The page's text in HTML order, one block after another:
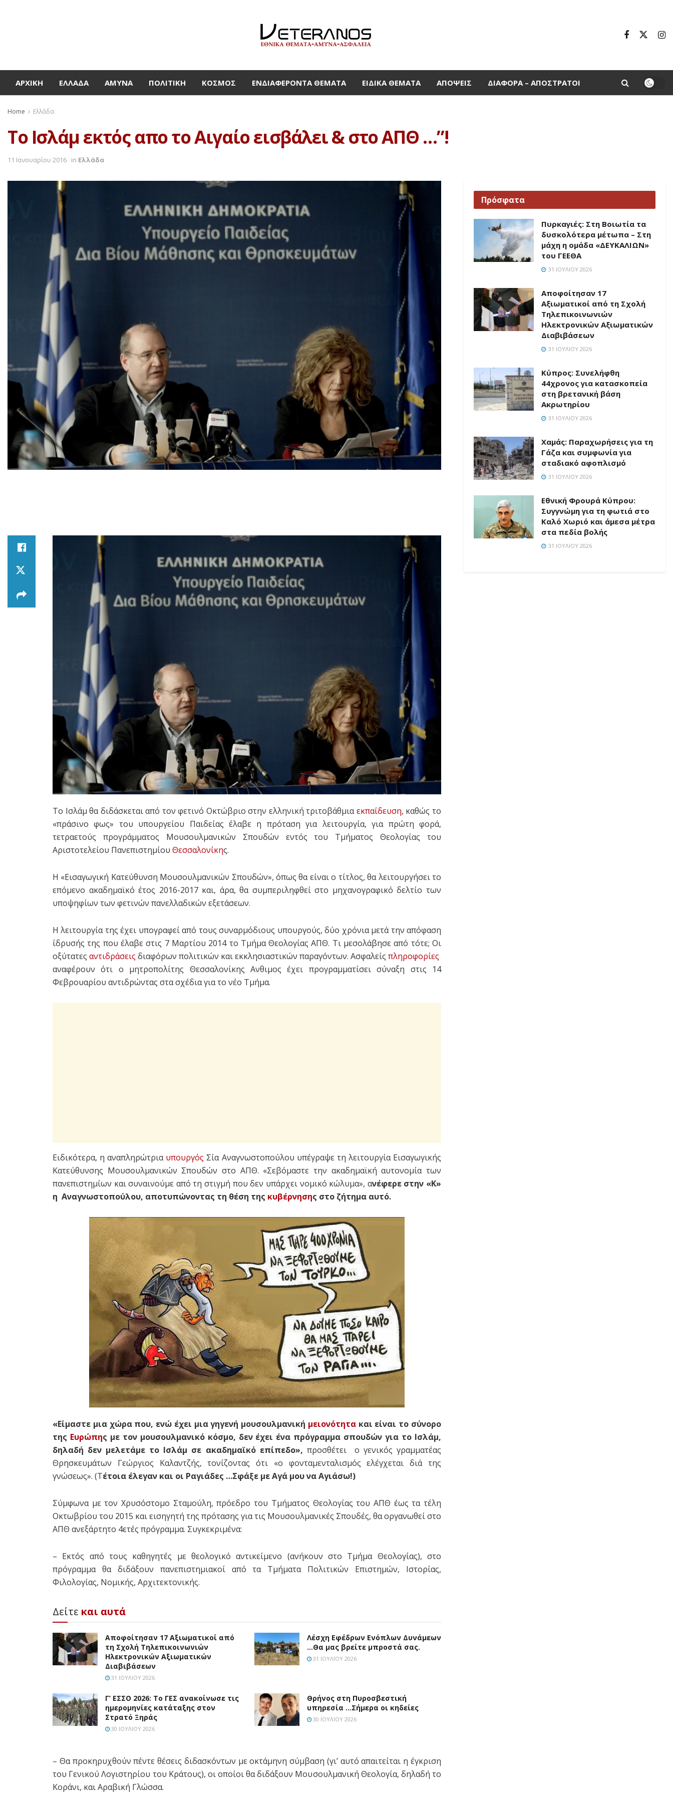
ΑΡΧΙΚΉ ΕΛΛΆΔΑ ΆΜΥΝΑ ΠΟΛΙΤΙΚΉ ΚΌΣΜΟΣ ΕΝΔΙΑΦΈΡΟΝΤΑ ΘΈΜΑΤΑ ΕΙΔΙΚΆ ΘΈΜΑΤΑ ΑΠΌΨΕΙΣ ΔΙΆΦΟΡΑ – ΑΠΌΣΤΡΑΤΟΙ
Home Ελλάδα
Το Ισλάμ εκτός απο το Αιγαίο εισβάλει & στο ΑΠΘ …”!
11 Ιανουαρίου 2016 in Ελλάδα
Το Ισλάμ θα διδάσκεται από τον φετινό Οκτώβριο στην ελληνική τριτοβάθμιαεκπαίδευση, καθώς το
«πράσινο φως» του υπουργείου Παιδείας έλαβε η πρόταση για λειτουργία, για πρώτη φορά,
τετραετούς προγράμματος Μουσουλμανικών Σπουδών εντός του Τμήματος Θεολογίας του
Αριστοτελείου Πανεπιστημίου Θεσσαλονίκης.
Η «Εισαγωγική Κατεύθυνση Μουσουλμανικών Σπουδών», όπως θα είναι ο τίτλος, θα λειτουργήσει το
επόμενο ακαδημαϊκό έτος 2016-2017 και, άρα, θα συμπεριληφθεί στο μηχανογραφικό δελτίο των
υποψηφίων των φετινών πανελλαδικών εξετάσεων.
Η λειτουργία της έχει υπογραφεί από τους συναρμόδιους υπουργούς, δύο χρόνια μετά την απόφαση
ίδρυσής της που έλαβε στις 7 Μαρτίου 2014 το Τμήμα Θεολογίας ΑΠΘ. Τι μεσολάβησε από τότε; Οι
οξύτατες αντιδράσεις διαφόρων πολιτικών και εκκλησιαστικών παραγόντων. Aσφαλείς πληροφορίες
αναφέρουν ότι ο μητροπολίτης Θεσσαλονίκης Ανθιμος έχει προγραμματίσει σύναξη στις 14
Φεβρουαρίου αντιδρώντας στα σχέδια για το νέο Τμήμα.
Ειδικότερα, η αναπληρώτρια υπουργός Σία Αναγνωστοπούλου υπέγραψε τη λειτουργία Εισαγωγικής
Κατεύθυνσης Μουσουλμανικών Σπουδών στο ΑΠΘ. «Σεβόμαστε την ακαδημαϊκή αυτονομία των
πανεπιστημίων και συναινούμε από τη στιγμή που δεν υπάρχει νομικό κώλυμα», ανέφερε στην «Κ»
η Αναγνωστοπούλου, αποτυπώνοντας τη θέση της κυβέρνησης στο ζήτημα αυτό.
«Είμαστε μια χώρα που, ενώ έχει μια γηγενή μουσουλμανική μειονότητακαι είναι το σύνορο
της Ευρώπης με τον μουσουλμανικό κόσμο, δεν έχει ένα πρόγραμμα σπουδών για το Ισλάμ,
δηλαδή δεν μελετάμε το Ισλάμ σε ακαδημαϊκό επίπεδο», προσθέτει ο γενικός γραμματέας
Θρησκευμάτων Γεώργιος Καλαντζής, τονίζοντας ότι «ο φονταμενταλισμός ελέγχεται διά της
γνώσεως». (Τέτοια έλεγαν και οι Ραγιάδες …Σφάξε με Αγά μου να Αγιάσω!)
Σύμφωνα με τον Χρυσόστομο Σταμούλη, πρόεδρο του Τμήματος Θεολογίας του ΑΠΘ έως τα τέλη
Οκτωβρίου του 2015 και εισηγητή της πρότασης για τις Μουσουλμανικές Σπουδές, θα οργανωθεί στο
ΑΠΘ ανεξάρτητο 4ετές πρόγραμμα. Συγκεκριμένα:
– Εκτός από τους καθηγητές με θεολογικό αντικείμενο (ανήκουν στο Τμήμα Θεολογίας), στο
πρόγραμμα θα διδάξουν πανεπιστημιακοί από τα Τμήματα Πολιτικών Επιστημών, Ιστορίας,
Φιλολογίας, Νομικής, Αρχιτεκτονικής.
Δείτε και αυτά
Αποφοίτησαν 17 Αξιωματικοί από
τη Σχολή Τηλεπικοινωνιών
Ηλεκτρονικών Αξιωματικών
Διαβιβάσεων
31 ΙΟΥΛΊΟΥ 2026
Λέσχη Εφέδρων Ενόπλων Δυνάμεων
…Θα μας βρείτε μπροστά σας.
31 ΙΟΥΛΊΟΥ 2026
Γ’ ΕΣΣΟ 2026: Το ΓΕΣ ανακοίνωσε τις
ημερομηνίες κατάταξης στον
Στρατό Ξηράς
30 ΙΟΥΛΊΟΥ 2026
Θρήνος στη Πυροσβεστική
υπηρεσία …Σήμερα οι κηδείες
30 ΙΟΥΛΊΟΥ 2026
– Θα προκηρυχθούν πέντε θέσεις διδασκόντων με οκτάμηνη σύμβαση (γι’ αυτό απαιτείται η έγκριση
του Γενικού Λογιστηρίου του Κράτους), οι οποίοι θα διδάξουν Μουσουλμανική Θεολογία, δηλαδή το
Κοράνι, και Αραβική Γλώσσα.
Πρόσφατα
Πυρκαγιές: Στη Βοιωτία τα
δυσκολότερα μέτωπα – Στη
μάχη η ομάδα «ΔΕΥΚΑΛΙΩΝ»
του ΓΕΕΘΑ
31 ΙΟΥΛΊΟΥ 2026
Αποφοίτησαν 17
Αξιωματικοί από τη Σχολή
Τηλεπικοινωνιών
Ηλεκτρονικών Αξιωματικών
Διαβιβάσεων
31 ΙΟΥΛΊΟΥ 2026
Κύπρος: Συνελήφθη
44χρονος για κατασκοπεία
στη βρετανική βάση
Ακρωτηρίου
31 ΙΟΥΛΊΟΥ 2026
Χαμάς: Παραχωρήσεις για τη
Γάζα και συμφωνία για
σταδιακό αφοπλισμό
31 ΙΟΥΛΊΟΥ 2026
Εθνική Φρουρά Κύπρου:
Συγγνώμη για τη φωτιά στο
Καλό Χωριό και άμεσα μέτρα
στα πεδία βολής
31 ΙΟΥΛΊΟΥ 2026